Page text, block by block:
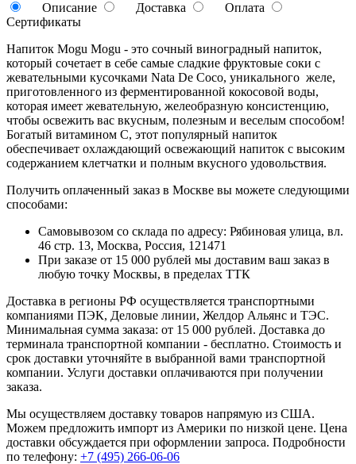
Описание
Доставка
Оплата
Сертификаты
Напиток Mogu Mogu - это сочный виноградный напиток,
который сочетает в себе самые сладкие фруктовые соки с
жевательными кусочками Nata De Coco, уникального желе,
приготовленного из ферментированной кокосовой воды,
которая имеет жевательную, желеобразную консистенцию,
чтобы освежить вас вкусным, полезным и веселым способом!
Богатый витамином С, этот популярный напиток
обеспечивает охлаждающий освежающий напиток с высоким
содержанием клетчатки и полным вкусного удовольствия.
Получить оплаченный заказ в Москве вы можете следующими
способами:
Самовывозом со склада по адресу: Рябиновая улица, вл.
46 стр. 13, Москва, Россия, 121471
При заказе от 15 000 рублей мы доставим ваш заказ в
любую точку Москвы, в пределах ТТК
Доставка в регионы РФ осуществляется транспортными
компаниями ПЭК, Деловые линии, Желдор Альянс и ТЭС.
Минимальная сумма заказа: от 15 000 рублей. Доставка до
терминала транспортной компании - бесплатно. Стоимость и
срок доставки уточняйте в выбранной вами транспортной
компании. Услуги доставки оплачиваются при получении
заказа.
Мы осуществляем доставку товаров напрямую из США.
Можем предложить импорт из Америки по низкой цене. Цена
доставки обсуждается при оформлении запроса. Подробности
по телефону: +7 (495) 266-06-06